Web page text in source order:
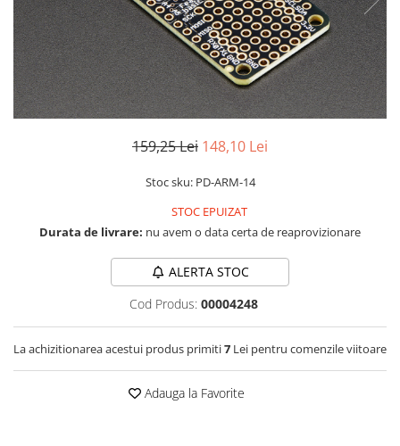
RS-232
RS-485
RTC
Telecomenzi
Motor 25D
Motor 37D
Motoreductor plastic
Stepper
Sub-Micro
Servomotoare
Suruburi, Piulite, Conectare
Micro:bit
Nvidia
Olinuxino
Photon
Platforme de dezvoltare
Thing
PIR
Radar
Sonar
Sunet
159,25 Lei 148,10 Lei
Stoc sku: PD-ARM-14
STOC EPUIZAT
Durata de livrare: nu avem o data certa de reaprovizionare
ALERTA STOC
Cod Produs: 00004248
La achizitionarea acestui produs primiti7 Lei pentru comenzile viitoare
Adauga la Favorite